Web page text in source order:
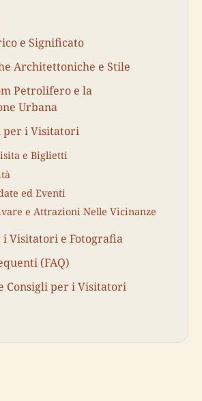
e Significato
Architettoniche e Stile
Petrolifero e la
Urbana
i Visitatori
e Biglietti
ed Eventi
e Attrazioni Nelle Vicinanze
Visitatori e Fotografia
(FAQ)
Consigli per i Visitatori